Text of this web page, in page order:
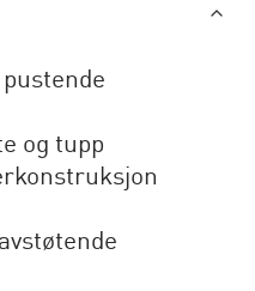
og tupp